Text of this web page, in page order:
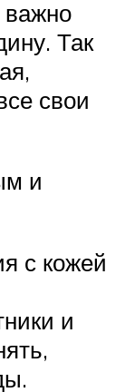
важно
Так
свои
и
с кожей
и